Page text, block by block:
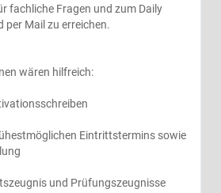
fachliche Fragen und zum Daily
per Mail zu erreichen.
wären hilfreich:
Eintrittstermins sowie
und Prüfungszeugnisse